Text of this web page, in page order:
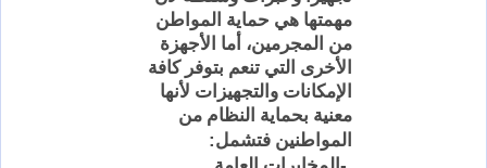
مهمتها هي حماية المواطن
من المجرمين، أما الأجهزة
الأخرى التي تنعم بتوفر كافة
الإمكانات والتجهيزات لأنها
معنية بحماية النظام من
المواطنين فتشمل: